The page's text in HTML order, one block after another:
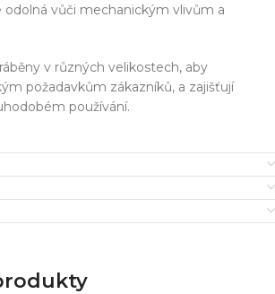
odolná vůči mechanickým vlivům a
v různých velikostech, aby
požadavkům zákazníků, a zajišťují
používání.